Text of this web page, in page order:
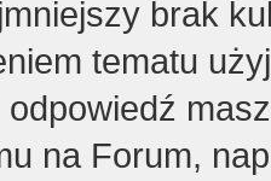
brak
tematu
odpowiedź
na Forum,